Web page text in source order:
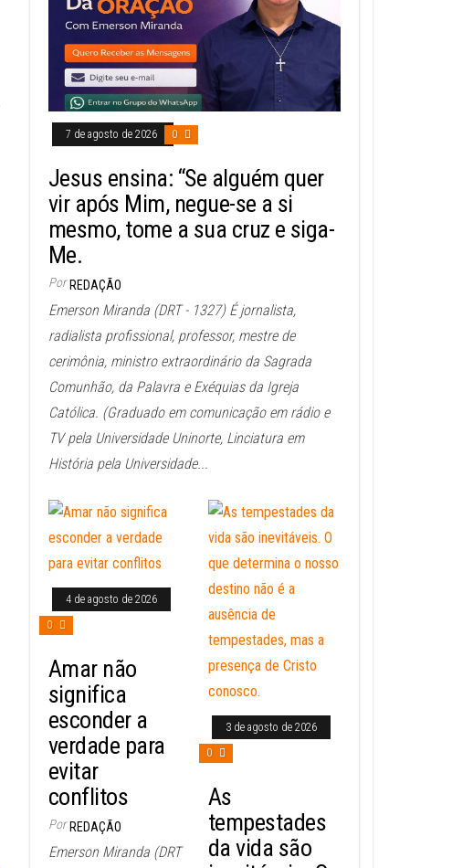
7 de agosto de 2026 0
Jesus ensina: “Se alguém quer
vir após Mim, negue-se a si
mesmo, tome a sua cruz e siga-
Me.
Por REDAÇÃO
Emerson Miranda (DRT - 1327) É jornalista,
radialista profissional, professor, mestre de
cerimônia, ministro extraordinário da Sagrada
Comunhão, da Palavra e Exéquias da Igreja
Católica. (Graduado em comunicação em rádio e
TV pela Universidade Uninorte, Linciatura em
História pela Universidade...
4 de agosto de 2026
0
Amar não
significa
esconder a
verdade para
evitar
conflitos
Por REDAÇÃO
Emerson Miranda (DRT
3 de agosto de 2026
0
As
tempestades
da vida são